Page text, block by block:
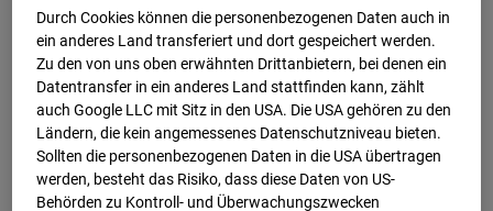
Home
Niederlande
BC-153 - Strabag - BV-Amsterdam
Archiv
BC-153 - Strabag - BV-
Amsterdam
Durch Cookies können die personenbezogenen Daten auch in
ein anderes Land transferiert und dort gespeichert werden.
Zu den von uns oben erwähnten Drittanbietern, bei denen ein
Datentransfer in ein anderes Land stattfinden kann, zählt
auch Google LLC mit Sitz in den USA. Die USA gehören zu den
Ländern, die kein angemessenes Datenschutzniveau bieten.
Sollten die personenbezogenen Daten in die USA übertragen
werden, besteht das Risiko, dass diese Daten von US-
Behörden zu Kontroll- und Überwachungszwecken